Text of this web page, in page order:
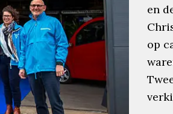
en
op